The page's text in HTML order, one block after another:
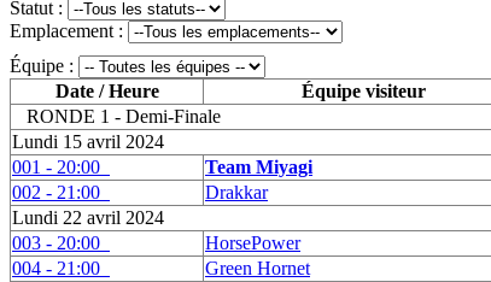
Statut :
Emplacement :
Équipe :
Date / Heure
Équipe visiteur
RONDE 1 - Demi-Finale
Lundi 15 avril 2024
001 - 20:00
Team Miyagi
002 - 21:00
Drakkar
Lundi 22 avril 2024
003 - 20:00
HorsePower
004 - 21:00
Green Hornet